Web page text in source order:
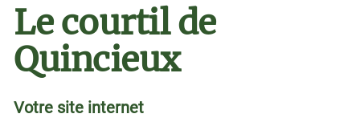
Le courtil de
Quincieux
Votre site internet